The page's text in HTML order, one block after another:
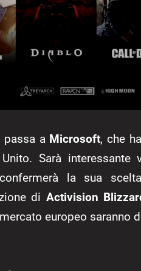
passa a Microsoft, che
Sarà
la sua
di Activision
europeo saranno